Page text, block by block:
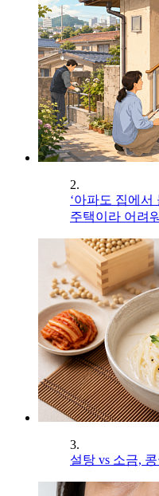
2.
‘아파도 집에
주택이라 어려워
3.
설탕 vs 소금,